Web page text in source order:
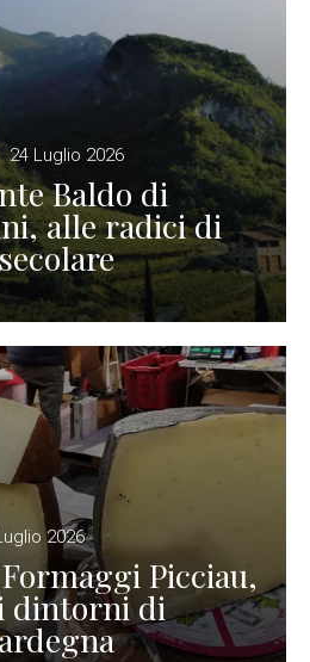
24 Luglio 2026
Baldo di
alle radici di
2026
Picciau,
dintorni di